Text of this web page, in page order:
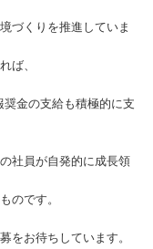
づくりを推進していま
ば、
金の支給も積極的に支
社員が自発的に成長領
のです。
をお待ちしています。